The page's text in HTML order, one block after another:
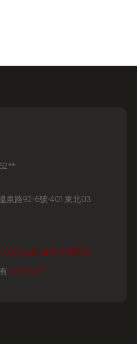
泉路92-6號-401東北03
水果 威海今到貿易
SITEMAP